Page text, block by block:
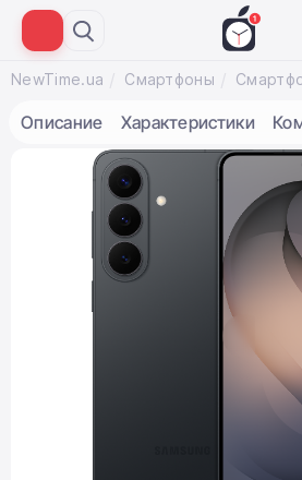
NewTime.ua Смартфоны
Описание Характеристики